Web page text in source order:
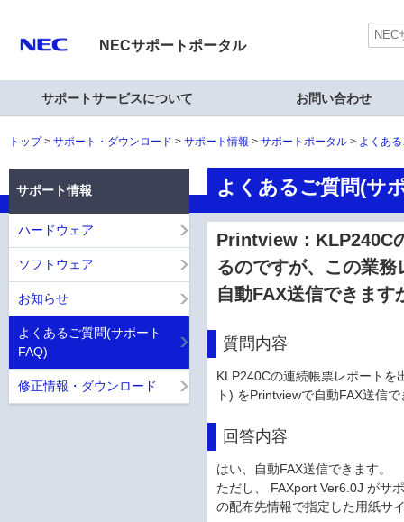
NECサポートポータル
サポートサービスについて お問い合わせ
トップ サポート・ダウンロード サポート情報 サポートポータル よくあ
よくあるご質問(サ
Printview：KLP240C
るのですが、この業
自動FAX送信できます
質問内容
KLP240Cの連続帳票レポートを
ト) をPrintviewで自動FAX送信
回答内容
はい、自動FAX送信できます。
ただし、 FAXport Ver6.0J がサ
の配布先情報で指定した用紙サ
サポート情報
ハードウェア
ソフトウェア
お知らせ
よくあるご質問(サポート
FAQ)
修正情報・ダウンロード